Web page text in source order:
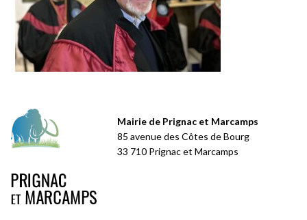
Mairie de Prignac et Marcamps
85 avenue des Côtes de Bourg
33 710 Prignac et Marcamps